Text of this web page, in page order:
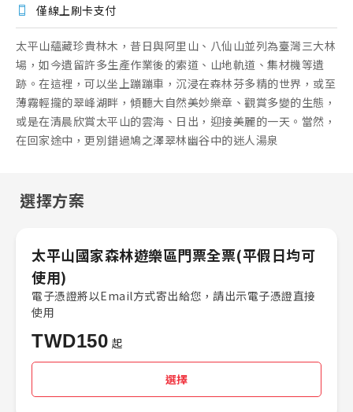
僅線上刷卡支付
太平山蘊藏珍貴林木，昔日與阿里山、八仙山並列為臺灣三大林
場，如今遺留許多生產作業後的索道、山地軌道、集材機等遺
跡。在這裡，可以坐上蹦蹦車，沉浸在森林芬多精的世界，或至
薄霧輕攏的翠峰湖畔，傾聽大自然美妙樂章、觀賞多變的生態，
或是在清晨欣賞太平山的雲海、日出，迎接美麗的一天。當然，
在回家途中，更別錯過鳩之澤翠林幽谷中的迷人湯泉
選擇方案
太平山國家森林遊樂區門票全票(平假日均可
使用)
電子憑證將以Email方式寄出給您，請出示電子憑證直接
使用
TWD150 起
選擇